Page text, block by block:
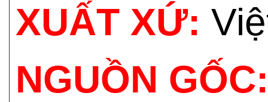
XUẤT XỨ:
NGUỒN GỐC: